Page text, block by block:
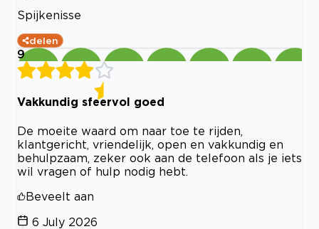
Spijkenisse
delen
9
Vakkundig sfeervol goed
De moeite waard om naar toe te rijden,
klantgericht, vriendelijk, open en vakkundig en
behulpzaam, zeker ook aan de telefoon als je iets
wil vragen of hulp nodig hebt.
Beveelt aan
6 July 2026